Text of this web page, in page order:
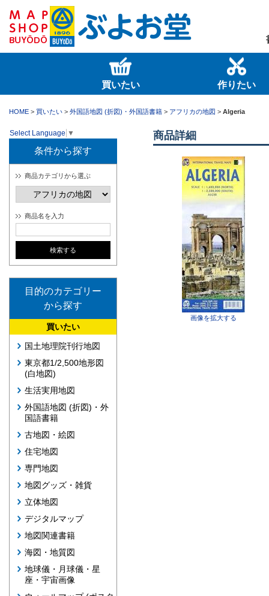
買いたい 作りたい
HOME > 買いたい > 外国語地図 (折図)・外国語書籍 > アフリカの地図 > Algeria
Select Language ▼
条件から探す
商品カテゴリから選ぶ
商品名を入力
目的のカテゴリー
から探す
買いたい
国土地理院刊行地図
東京都1/2,500地形図
(白地図)
生活実用地図
外国語地図 (折図)・外
国語書籍
古地図・絵図
住宅地図
専門地図
地図グッズ・雑貨
立体地図
デジタルマップ
地図関連書籍
海図・地質図
地球儀・月球儀・星
座・宇宙画像
商品詳細
画像を拡大する